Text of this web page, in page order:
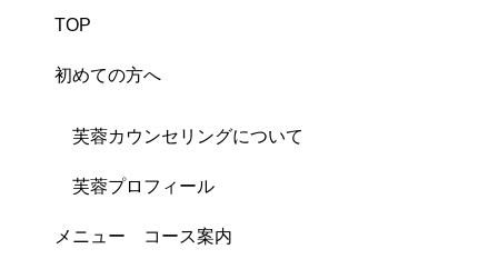
TOP
初めての方へ
芙蓉カウンセリングについて
芙蓉プロフィール
メニュー コース案内